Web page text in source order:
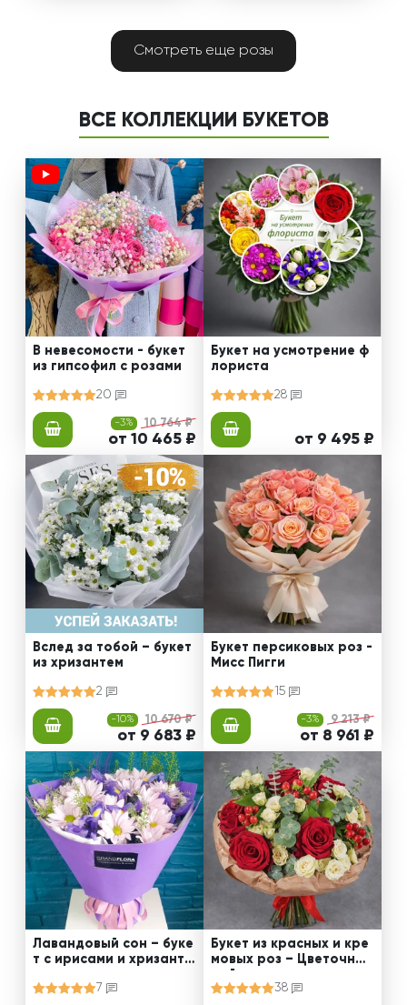
Смотреть еще розы
ВСЕ КОЛЛЕКЦИИ БУКЕТОВ
В невесомости - букет
из гипсофил с розами
20
-3% 10 764 ₽
от 10 465 ₽
Букет на усмотрение ф
лориста
28
от 9 495 ₽
Вслед за тобой – букет
из хризантем
2
-10% 10 670 ₽
от 9 683 ₽
Букет персиковых роз -
Мисс Пигги
15
-3% 9 213 ₽
от 8 961 ₽
Лавандовый сон – буке
т с ирисами и хризанте
7
Букет из красных и кре
мовых роз – Цветочный
38